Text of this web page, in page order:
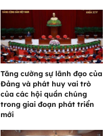
Tăng cường sự lãnh đạo của
Đảng và phát huy vai trò
của các hội quần chúng
trong giai đoạn phát triển
mới